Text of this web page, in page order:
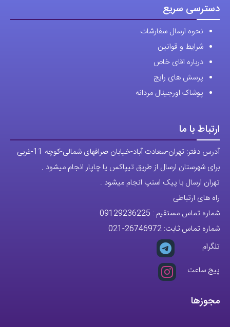
دسترسی سریع
نحوه ارسال سفارشات
شرایط و قوانین
درباره اقای خاص
پرسش های رایج
پوشاک اورجینال مردانه
ارتباط با ما
آدرس دفتر: تهران-سعادت آباد-خیابان صرافهای شمالی-کوچه 11-غربی
برای شهرستان ارسال از طریق تیپاکس یا چاپار انجام میشود .
تهران ارسال با پیک اسنپ انجام میشود .
راه های ارتباطی
شماره تماس مستقیم : 09129236225
شماره تماس ثابت: 26746972
-021
تلگرام
پیج ساعت
مجوزها